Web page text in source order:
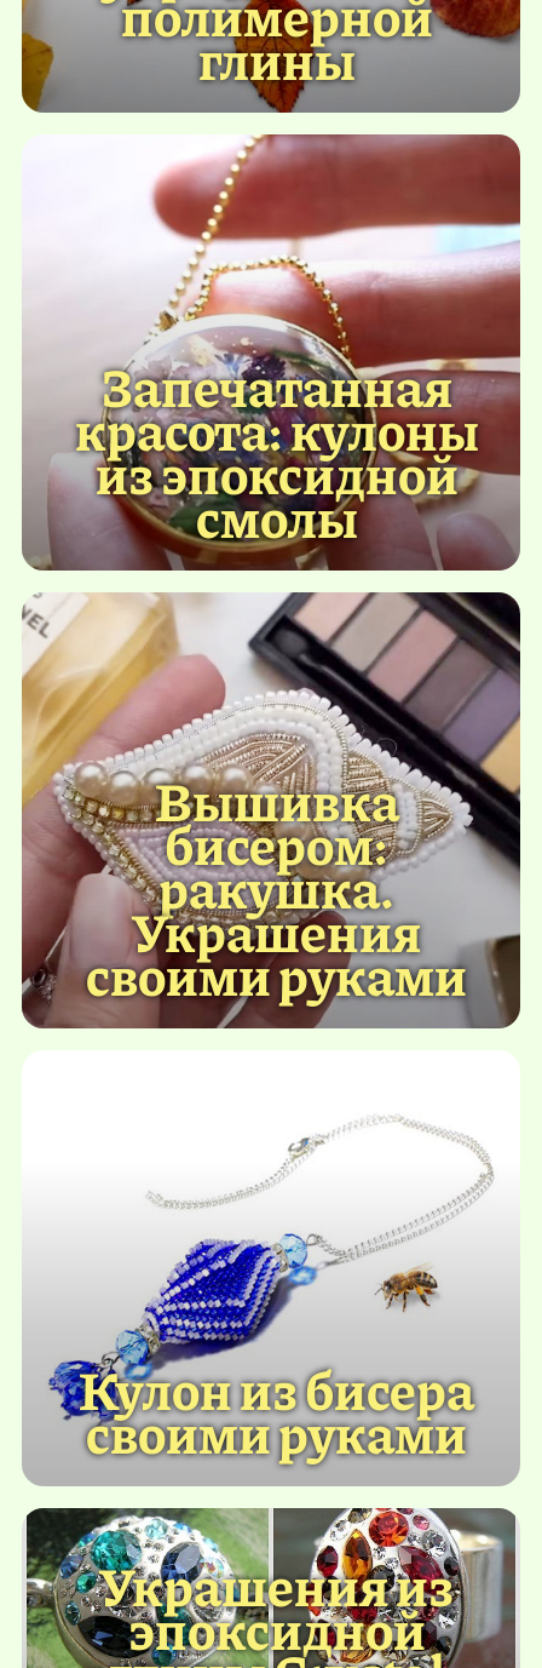
глины
Запечатанная
красота: кулоны
из эпоксидной
смолы
Вышивка
бисером:
ракушка.
Украшения
своими руками
Кулон из бисера
своими руками
Украшения из
эпоксидной